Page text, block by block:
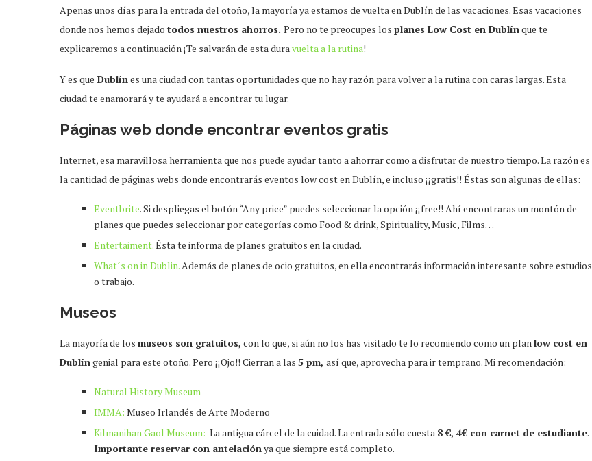
Apenas unos días para la entrada del otoño, la mayoría ya estamos de vuelta en Dublín de las vacaciones. Esas vacaciones
donde nos hemos dejado todos nuestros ahorros. Pero no te preocupes los planes Low Cost en Dublínque te
explicaremos a continuación ¡Te salvarán de esta duravuelta a la rutina!
Y es que Dublínes una ciudad con tantas oportunidades que no hay razón para volver a la rutina con caras largas. Esta
ciudad te enamorará y te ayudará a encontrar tu lugar.
Páginas web donde encontrar eventos gratis
Internet, esa maravillosa herramienta que nos puede ayudar tanto a ahorrar como a disfrutar de nuestro tiempo. La razón es
la cantidad de páginas webs donde encontrarás eventos low cost en Dublín, e incluso ¡¡gratis!! Éstas son algunas de ellas:
Eventbrite. Si despliegas el botón “Any price” puedes seleccionar la opción ¡¡free!! Ahí encontraras un montón de
planes que puedes seleccionar por categorías como Food & drink, Spirituality, Music, Films…
Entertaiment.Ésta te informa de planes gratuitos en la ciudad.
What´s on in Dublin.Además de planes de ocio gratuitos, en ella encontrarás información interesante sobre estudios
o trabajo.
Museos
La mayoría de los museos son gratuitos, con lo que, si aún no los has visitado te lo recomiendo como un planlow cost en
Dublíngenial para este otoño. Pero ¡¡Ojo!! Cierran a las 5 pm, así que, aprovecha para ir temprano. Mi recomendación:
Natural History Museum
IMMA: Museo Irlandés de Arte Moderno
Kilmanihan Gaol Museum: La antigua cárcel de la cuidad. La entrada sólo cuesta 8 €, 4€ con carnet de estudiante.
Importante reservar con antelaciónya que siempre está completo.